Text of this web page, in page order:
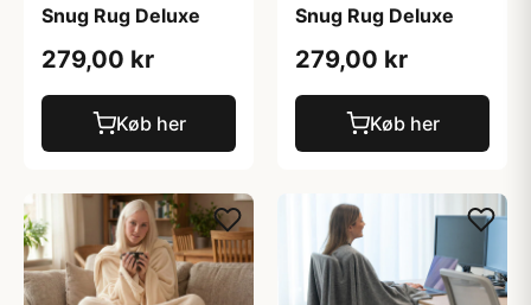
Snug Rug Deluxe
279,00 kr
Køb her
Snug Rug Deluxe
279,00 kr
Køb her